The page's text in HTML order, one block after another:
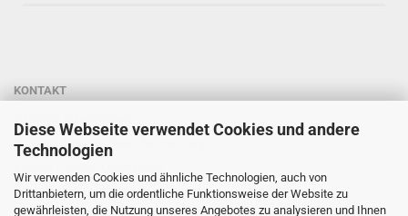
Diese Webseite verwendet Cookies und andere
Technologien
Wir verwenden Cookies und ähnliche Technologien, auch von
Drittanbietern, um die ordentliche Funktionsweise der Website zu
gewährleisten, die Nutzung unseres Angebotes zu analysieren und Ihnen
KONTAKT
Dipl.-Ing. Susanne Spatz-Behmenburg
Tel: 0 88 03 - 47 80 900